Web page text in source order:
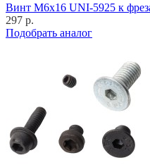
Винт M6x16 UNI-5925 к
297 р.
Подобрать аналог